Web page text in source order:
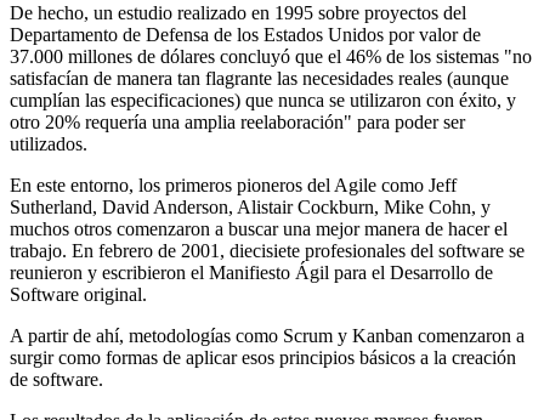
De hecho, un estudio realizado en 1995 sobre proyectos del
Departamento de Defensa de los Estados Unidos por valor de
37.000 millones de dólares concluyó que el 46% de los sistemas "no
satisfacían de manera tan flagrante las necesidades reales (aunque
cumplían las especificaciones) que nunca se utilizaron con éxito, y
otro 20% requería una amplia reelaboración" para poder ser
utilizados.
En este entorno, los primeros pioneros del Agile como Jeff
Sutherland, David Anderson, Alistair Cockburn, Mike Cohn, y
muchos otros comenzaron a buscar una mejor manera de hacer el
trabajo. En febrero de 2001, diecisiete profesionales del software se
reunieron y escribieron el Manifiesto Ágil para el Desarrollo de
Software original.
A partir de ahí, metodologías como Scrum y Kanban comenzaron a
surgir como formas de aplicar esos principios básicos a la creación
de software.